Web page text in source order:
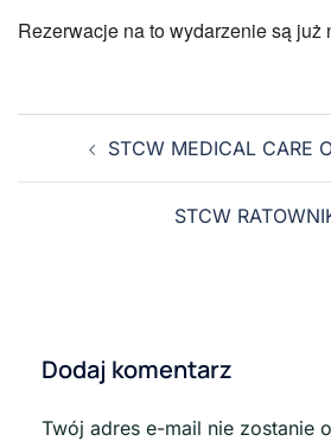
Rezerwacje na to wydarzenie są już
STCW MEDICAL CARE
STCW
Dodaj komentarz
Twój adres e-mail nie zostanie